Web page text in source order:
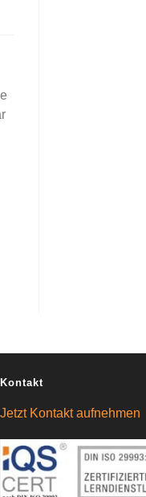
Kontakt
Jetzt Kontakt aufnehmen